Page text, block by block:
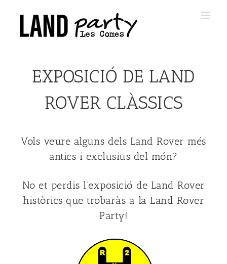
content
EXPOSICIÓ DE LAND
ROVER CLÀSSICS
Vols veure alguns dels Land Rover més
antics i exclusius del món?
No et perdis l’exposició de Land Rover
històrics que trobaràs a la Land Rover
Party!